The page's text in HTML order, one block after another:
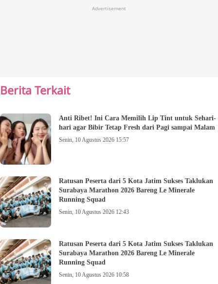
Advertisement
Berita Terkait
Anti Ribet! Ini Cara Memilih Lip Tint untuk Sehari-
hari agar Bibir Tetap Fresh dari Pagi sampai Malam
Senin, 10 Agustus 2026 15:57
Ratusan Peserta dari 5 Kota Jatim Sukses Taklukan
Surabaya Marathon 2026 Bareng Le Minerale
Running Squad
Senin, 10 Agustus 2026 12:43
Ratusan Peserta dari 5 Kota Jatim Sukses Taklukan
Surabaya Marathon 2026 Bareng Le Minerale
Running Squad
Senin, 10 Agustus 2026 10:58